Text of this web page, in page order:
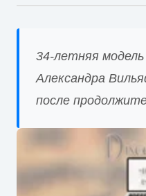
34-летняя
Александра
после